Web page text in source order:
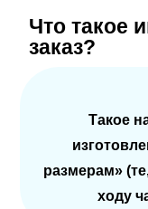
Что такое
заказ?
Такое
размерам»
ходу